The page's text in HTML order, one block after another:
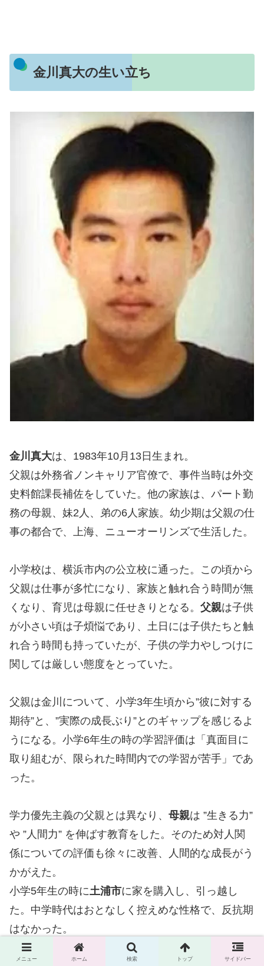
金川真大の生い立ち
金川真大は、1983年10月13日生まれ。
父親は外務省ノンキャリア官僚で、事件当時は外交
史料館課長補佐をしていた。他の家族は、パート勤
務の母親、妹2人、弟の6人家族。幼少期は父親の仕
事の都合で、上海、ニューオーリンズで生活した。
小学校は、横浜市内の公立校に通った。この頃から
父親は仕事が多忙になり、家族と触れ合う時間が無
くなり、育児は母親に任せきりとなる。 父親は子供
が小さい頃は子煩悩であり、土日には子供たちと触
れ合う時間も持っていたが、子供の学力やしつけに
関しては厳しい態度をとっていた。
父親は金川について、小学3年生頃から”彼に対する
期待”と、”実際の成長ぶり”とのギャップを感じるよ
うになる。小学6年生の時の学習評価は「真面目に
取り組むが、限られた時間内での学習が苦手」であ
った。
学力優先主義の父親とは異なり、 母親は ”生きる力”
や ”人間力” を伸ばす教育をした。そのため対人関
係についての評価も徐々に改善、人間的な成長がう
かがえた。
小学5年生の時に土浦市に家を購入し、引っ越し
た。中学時代はおとなしく控えめな性格で、反抗期
はなかった。
メニュー ホーム 検索 トップ サイドバー